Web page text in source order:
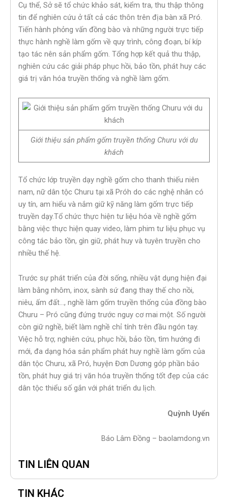
Cụ thể, Sở sẽ tổ chức khảo sát, kiểm tra, thu thập thông
tin để nghiên cứu ở tất cả các thôn trên địa bàn xã Pró.
Tiến hành phỏng vấn đồng bào và những người trực tiếp
thực hành nghề làm gốm về quy trình, công đoạn, bí kíp
tạo tác nên sản phẩm gốm. Tổng hợp kết quả thu thập,
nghiên cứu các giải pháp phục hồi, bảo tồn, phát huy các
giá trị văn hóa truyền thống và nghề làm gốm.
Giới thiệu sản phẩm gốm truyền thống Churu với du
khách
Tổ chức lớp truyền dạy nghề gốm cho thanh thiếu niên
nam, nữ dân tộc Churu tại xã Próh do các nghệ nhân có
uy tín, am hiểu và nắm giữ kỹ năng làm gốm trực tiếp
truyền dạy.Tổ chức thực hiện tư liệu hóa về nghề gốm
bằng việc thực hiện quay video, làm phim tư liệu phục vụ
công tác bảo tồn, gìn giữ, phát huy và tuyên truyền cho
nhiều thế hệ.
Trước sự phát triển của đời sống, nhiều vật dụng hiện đại
làm bằng nhôm, inox, sành sứ đang thay thế cho nồi,
niêu, ấm đất…, nghề làm gốm truyền thống của đồng bào
Churu – Pró cũng đứng trước nguy cơ mai một. Số người
còn giữ nghề, biết làm nghề chỉ tính trên đầu ngón tay.
Việc hỗ trợ, nghiên cứu, phục hồi, bảo tồn, tìm hướng đi
mới, đa dạng hóa sản phẩm phát huy nghề làm gốm của
dân tộc Churu, xã Pró, huyện Đơn Dương góp phần bảo
tồn, phát huy giá trị văn hóa truyền thống tốt đẹp của các
dân tộc thiểu số gắn với phát triển du lịch.
Quỳnh Uyển
Báo Lâm Đồng – baolamdong.vn
TIN LIÊN QUAN
TIN KHÁC